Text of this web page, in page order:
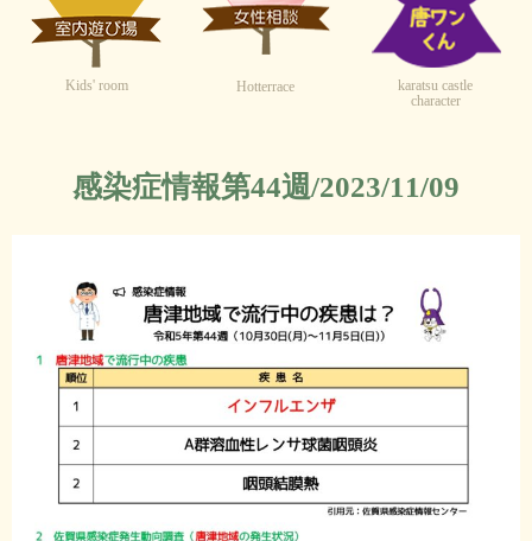
Kids' room Hotterrace
karatsu castle
character
感染症情報第44週/2023/11/09